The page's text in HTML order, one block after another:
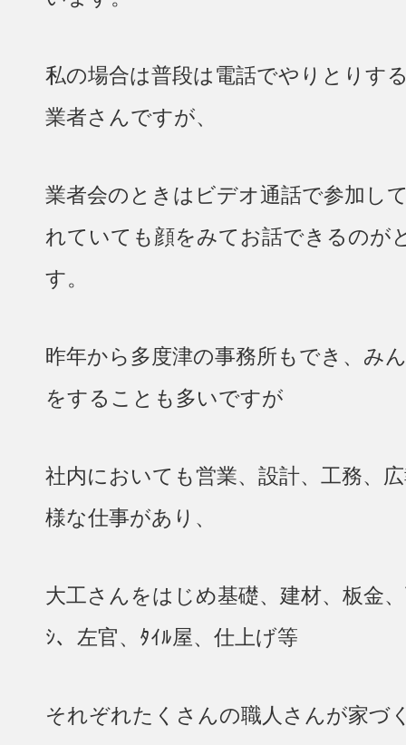
私の場合は普段は電話でやりとりす
業者さんですが、
業者会のときはビデオ通話で参加し
れていても顔をみてお話できるのが
す。
昨年から多度津の事務所もでき、み
をすることも多いですが
社内においても営業、設計、工務、
様な仕事があり、
大工さんをはじめ基礎、建材、板金
ｼ、左官、ﾀｲﾙ屋、仕上げ等
それぞれたくさんの職人さんが家づ